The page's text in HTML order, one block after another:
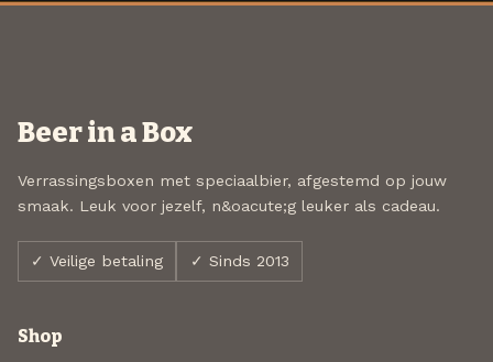
Beer in a Box
Verrassingsboxen met speciaalbier, afgestemd op jouw
smaak. Leuk voor jezelf, n&oacute;g leuker als cadeau.
✓ Veilige betaling ✓ Sinds 2013
Shop